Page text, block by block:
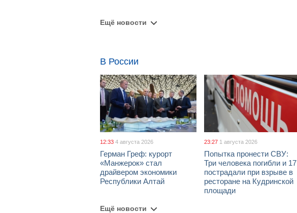
Ещё новости
В России
12:33 4 августа 2026
Герман Греф: курорт
«Манжерок» стал
драйвером экономики
Республики Алтай
23:27 1 августа 2026
Попытка пронести СВУ:
Три человека погибли и 17
пострадали при взрыве в
ресторане на Кудринской
площади
Ещё новости